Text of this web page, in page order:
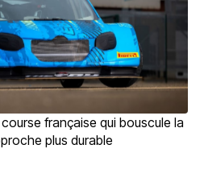
française qui bouscule la
plus durable